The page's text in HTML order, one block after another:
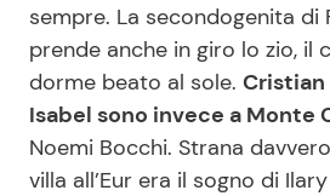
sempre. La secondogenita di
prende anche in giro lo zio, il
dorme beato al sole.
Isabel sono invece a Monte
Noemi Bocchi. Strana
villa all’Eur era il sogno di